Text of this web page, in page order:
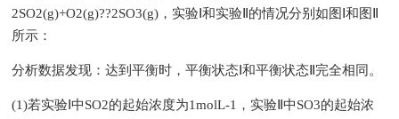
2SO2(g)+O2(g)??2SO3(g)，实验Ⅰ和实验Ⅱ的情况分别如图Ⅰ和图Ⅱ
所示：
分析数据发现：达到平衡时，平衡状态Ⅰ和平衡状态Ⅱ完全相同。
(1)若实验Ⅰ中SO2的起始浓度为1molL-1，实验Ⅱ中SO3的起始浓